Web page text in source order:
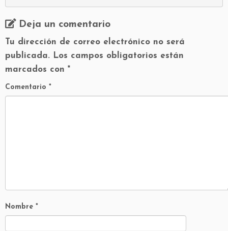
Deja un comentario
Tu dirección de correo electrónico no será
publicada. Los campos obligatorios están
marcados con *
Comentario *
Nombre *